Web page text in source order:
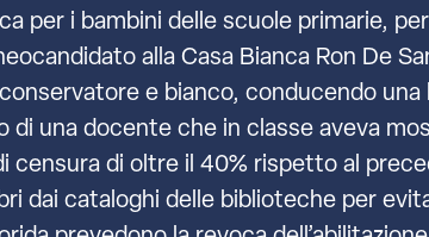
per i bambini delle scuole primarie,
alla Casa Bianca Ron De
e bianco, conducendo
di una docente che in classe aveva
censura di oltre il 40% rispetto al
dai cataloghi delle biblioteche per